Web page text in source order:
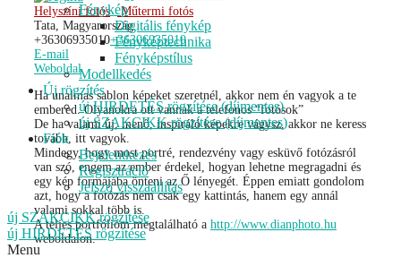
Fénykép
Digitális fénykép
Fényképtechnika
Fényképstílus
Modellkedés
Új rögzítés
új HIRDETÉS rögzítése (díjmentes)
új SZAKCIKK rögzítése (díjmentes)
Fiók
Bejelentkezés
Regisztráció
Jelszó visszaállítás
új SZAKCIKK rögzítése
új HIRDETÉS rögzítése
Menu
Helyszíni fotós Műtermi fotós
Tata, Magyarország
+36306935010+36306935010
E-mail
Weboldal
Ha unalmas sablon képeket szeretnél, akkor nem én vagyok a te
embered. Olyanokra ott vannak a telefonos “fotósok”
De ha valami új, menő, inspiráló képekre vágysz, akkor ne keress
tovább, itt vagyok.
Mindegy, hogy most portré, rendezvény vagy esküvő fotózásról
van szó, engem az ember érdekel, hogyan lehetne megragadni és
egy kép formájába önteni az Ő lényegét. Éppen emiatt gondolom
azt, hogy a fotózás nem csak egy kattintás, hanem egy annál
valami sokkal több is.
A teljes portfólióm megtalálható a http://www.dianphoto.hu
weboldalon.